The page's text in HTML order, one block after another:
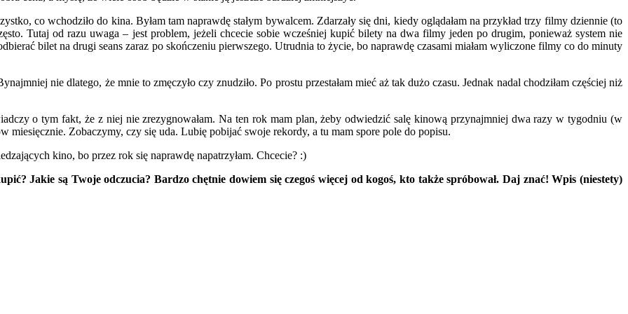
co wchodziło do kina. Byłam tam naprawdę stałym bywalcem. Zdarzały się dni, kiedy oglądałam na przykład trzy filmy dziennie (to
Tutaj od razu uwaga – jest problem, jeżeli chcecie sobie wcześniej kupić bilety na dwa filmy jeden po drugim, ponieważ system nie
bilet na drugi seans zaraz po skończeniu pierwszego. Utrudnia to życie, bo naprawdę czasami miałam wyliczone filmy co do minuty
nie dlatego, że mnie to zmęczyło czy znudziło. Po prostu przestałam mieć aż tak dużo czasu. Jednak nadal chodziłam częściej niż
o tym fakt, że z niej nie zrezygnowałam. Na ten rok mam plan, żeby odwiedzić salę kinową przynajmniej dwa razy w tygodniu (w
miesięcznie. Zobaczymy, czy się uda. Lubię pobijać swoje rekordy, a tu mam spore pole do popisu.
kino, bo przez rok się naprawdę napatrzyłam. Chcecie? :)
Jakie są Twoje odczucia? Bardzo chętnie dowiem się czegoś więcej od kogoś, kto także spróbował. Daj znać! Wpis (niestety)